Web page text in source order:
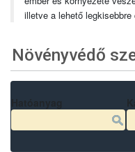
illetve a lehető
Növényvédő